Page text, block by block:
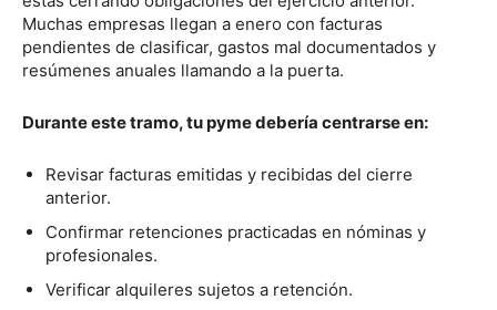
Muchas empresas llegan a enero con facturas
pendientes de clasificar, gastos mal documentados y
resúmenes anuales llamando a la puerta.
Durante este tramo, tu pyme debería centrarse en:
Revisar facturas emitidas y recibidas del cierre
anterior.
Confirmar retenciones practicadas en nóminas y
profesionales.
Verificar alquileres sujetos a retención.